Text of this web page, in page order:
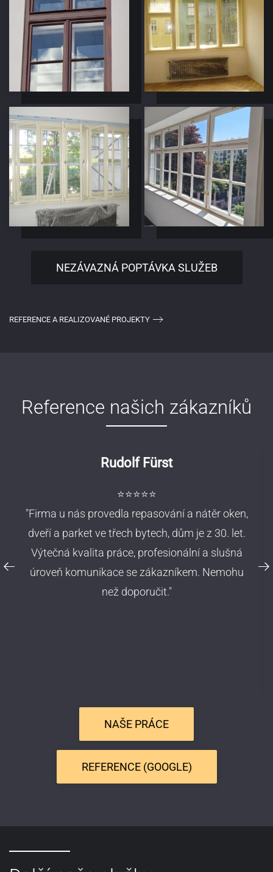
NEZÁVAZNÁ POPTÁVKA SLUŽEB
REFERENCE A REALIZOVANÉ PROJEKTY
Reference našich zákazníků
Rudolf Fürst
⭐⭐⭐⭐⭐
"Firma u nás provedla repasování a nátěr oken,
dveří a parket ve třech bytech, dům je z 30. let.
Výtečná kvalita práce, profesionální a slušná
úroveň komunikace se zákazníkem. Nemohu
než doporučit."
NAŠE PRÁCE
REFERENCE (GOOGLE)